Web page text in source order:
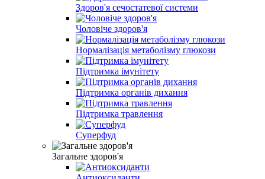
Здоров'я сечостатевої системи
Чоловіче здоров'я
Нормалізація метаболізму глюкози
Підтримка імунітету
Підтримка органів дихання
Підтримка травлення
Суперфуд
Загальне здоров'я